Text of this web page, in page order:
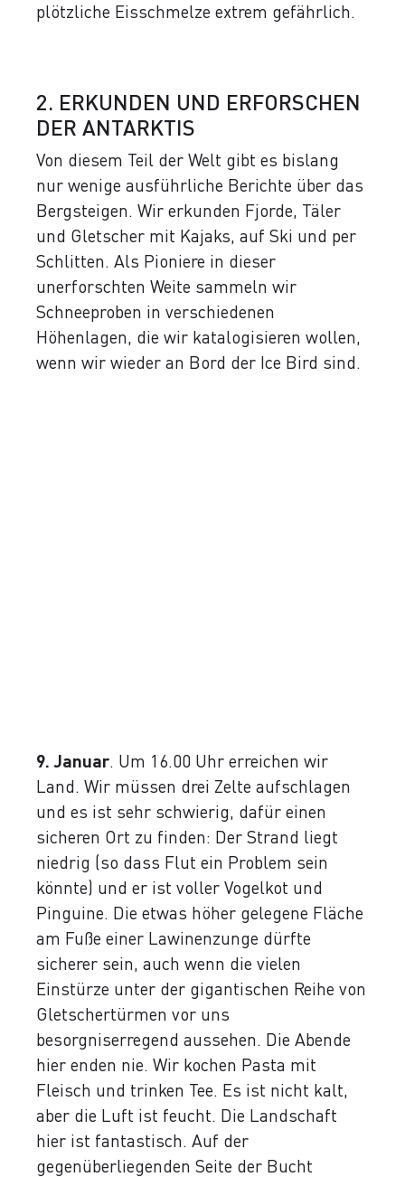
plötzliche Eisschmelze extrem gefährlich.
2. ERKUNDEN UND ERFORSCHEN
DER ANTARKTIS
Von diesem Teil der Welt gibt es bislang
nur wenige ausführliche Berichte über das
Bergsteigen. Wir erkunden Fjorde, Täler
und Gletscher mit Kajaks, auf Ski und per
Schlitten. Als Pioniere in dieser
unerforschten Weite sammeln wir
Schneeproben in verschiedenen
Höhenlagen, die wir katalogisieren wollen,
wenn wir wieder an Bord der Ice Bird sind.
9. Januar. Um 16.00 Uhr erreichen wir
Land. Wir müssen drei Zelte aufschlagen
und es ist sehr schwierig, dafür einen
sicheren Ort zu finden: Der Strand liegt
niedrig (so dass Flut ein Problem sein
könnte) und er ist voller Vogelkot und
Pinguine. Die etwas höher gelegene Fläche
am Fuße einer Lawinenzunge dürfte
sicherer sein, auch wenn die vielen
Einstürze unter der gigantischen Reihe von
Gletschertürmen vor uns
besorgniserregend aussehen. Die Abende
hier enden nie. Wir kochen Pasta mit
Fleisch und trinken Tee. Es ist nicht kalt,
aber die Luft ist feucht. Die Landschaft
hier ist fantastisch. Auf der
gegenüberliegenden Seite der Bucht